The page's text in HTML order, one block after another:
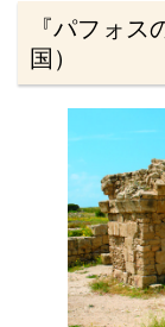
『パフォ
国）